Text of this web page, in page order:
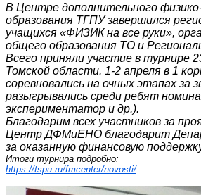
В Центре дополнительного
образования ТГПУ завершился
учащихся «ФИЗИК на все руки»,
общего образования ТО и
Всего приняли участие в турнире
Томской области. 1-2 апреля в 1
соревновались на очных этапах
разыгрывались среди ребят
экспериментатор и др.).
Благодарим всех участников за
Центр ДФМиЕНО благодарит
за оказанную финансовую
https://tspu.ru/fmcenter/novosti/